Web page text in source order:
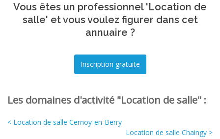
Vous êtes un professionnel 'Location de
salle' et vous voulez figurer dans cet
annuaire ?
Les domaines d'activité "Location de salle" :
< Location de salle Cernoy-en-Berry
Location de salle Chaingy >